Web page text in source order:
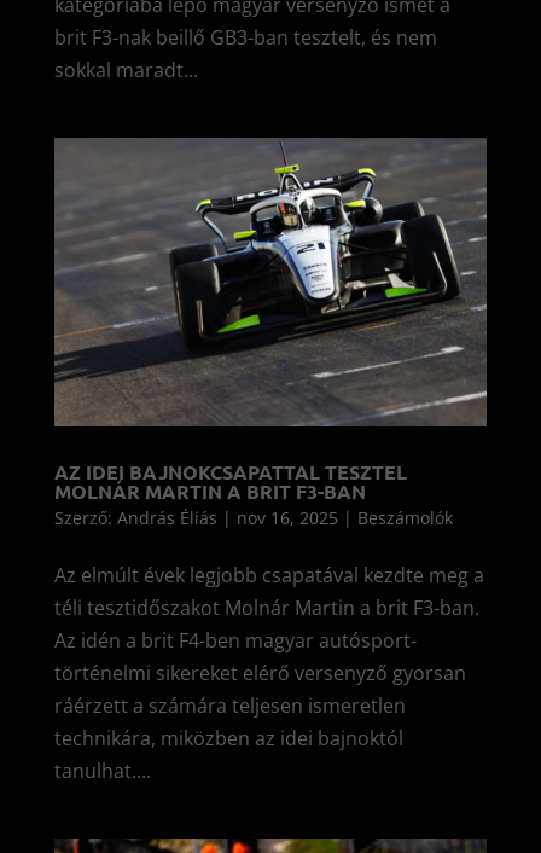
brit F3-nak beillő GB3-ban tesztelt, és nem
sokkal maradt...
AZ IDEI BAJNOKCSAPATTAL TESZTEL
MOLNÁR MARTIN A BRIT F3-BAN
Szerző: András Éliás | nov 16, 2025 | Beszámolók
Az elmúlt évek legjobb csapatával kezdte meg a
téli tesztidőszakot Molnár Martin a brit F3-ban.
Az idén a brit F4-ben magyar autósport-
történelmi sikereket elérő versenyző gyorsan
ráérzett a számára teljesen ismeretlen
technikára, miközben az idei bajnoktól
tanulhat....